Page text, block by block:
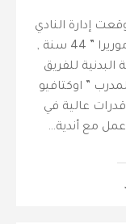
إدارة النادي
مع مدرب اللياقة البرتغالي ” اوكتافيو موريرا ” 44 سنة ,
البدنية للفريق
” اوكتافيو
عالية في
مع أندية…